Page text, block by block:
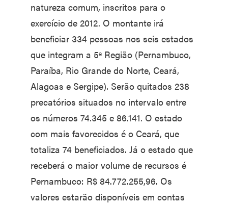
natureza comum, inscritos para o
exercício de 2012. O montante irá
beneficiar 334 pessoas nos seis estados
que integram a 5ª Região (Pernambuco,
Paraíba, Rio Grande do Norte, Ceará,
Alagoas e Sergipe). Serão quitados 238
precatórios situados no intervalo entre
os números 74.345 e 86.141. O estado
com mais favorecidos é o Ceará, que
totaliza 74 beneficiados. Já o estado que
receberá o maior volume de recursos é
Pernambuco: R$ 84.772.255,96. Os
valores estarão disponíveis em contas